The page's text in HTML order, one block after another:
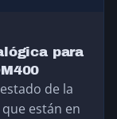
para
de la
están en